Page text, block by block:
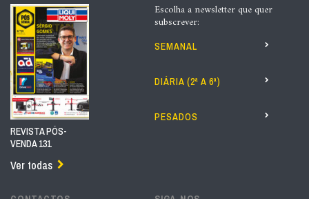
REVISTA PÓS-
VENDA 131
Ver todas
Escolha a newsletter que quer
subscrever:
SEMANAL
DIÁRIA (2ª A 6ª)
PESADOS